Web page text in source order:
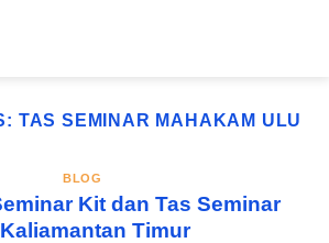
TAS SEMINAR MAHAKAM ULU
BLOG
Kit dan Tas Seminar
Timur